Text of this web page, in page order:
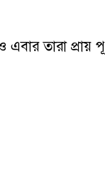
তারা প্রায়